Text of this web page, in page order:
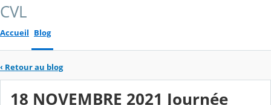
CVL
Accueil Blog
‹ Retour au blog
18 NOVEMBRE 2021 Journée